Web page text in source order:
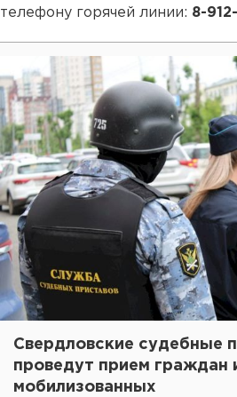
телефону горячей линии: 8-
Свердловские судебные
проведут прием граждан
мобилизованных